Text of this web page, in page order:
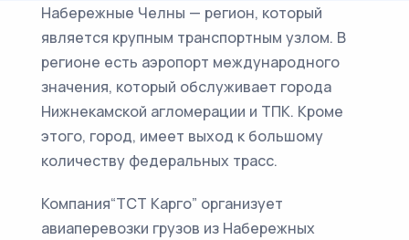
Набережные Челны — регион, который
является крупным транспортным узлом. В
регионе есть аэропорт международного
значения, который обслуживает города
Нижнекамской агломерации и ТПК. Кроме
этого, город, имеет выход к большому
количеству федеральных трасс.
Компания“ТСТ Карго” организует
авиаперевозки грузов из Набережных